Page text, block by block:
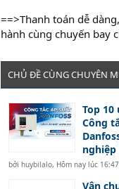
==>Thanh toán dễ
hành cùng chuyến bay
CHỦ ĐỀ CÙNG CHUYÊN
Top 10
Công
bởi huybilalo, Hôm nay lúc 16:47
Vận